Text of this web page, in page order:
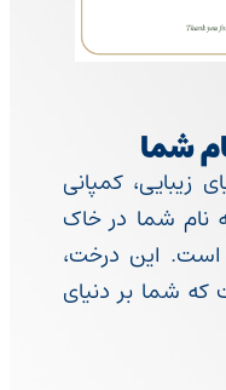
شما
کمپانی
نام شما در خاک
است. این درخت،
که شما بر دنیای